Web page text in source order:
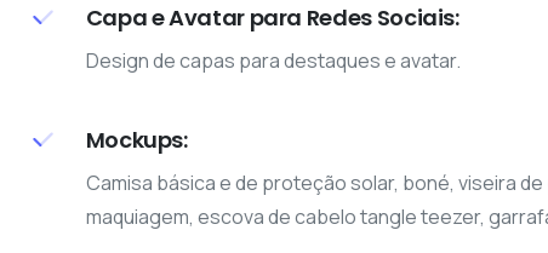
Capa e Avatar para Redes Sociais:
Design de capas para destaques e avatar.
Mockups:
Camisa básica e de proteção solar, boné, viseira
maquiagem, escova de cabelo tangle teezer,